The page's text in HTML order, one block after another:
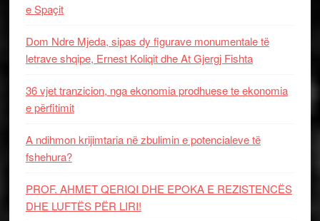
e Spaçit
Dom Ndre Mjeda, sipas dy figurave monumentale të
letrave shqipe, Ernest Koliqit dhe At Gjergj Fishta
36 vjet tranzicion, nga ekonomia prodhuese te ekonomia
e përfitimit
A ndihmon krijimtaria në zbulimin e potencialeve të
fshehura?
PROF. AHMET QERIQI DHE EPOKA E REZISTENCЁS
DHE LUFTЁS PЁR LIRI!